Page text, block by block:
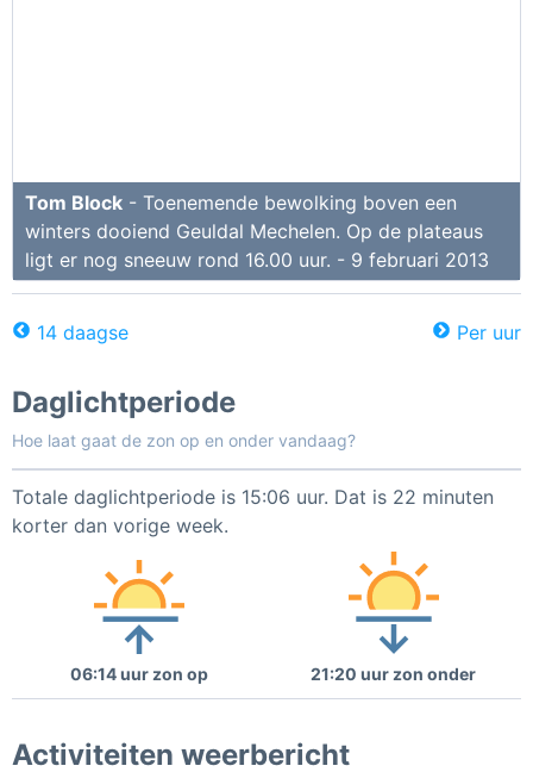
Tom Block - Toenemende bewolking boven een
winters dooiend Geuldal Mechelen. Op de plateaus
ligt er nog sneeuw rond 16.00 uur. - 9 februari 2013
14 daagse Per uur
Daglichtperiode
Hoe laat gaat de zon op en onder vandaag?
Totale daglichtperiode is 15:06 uur. Dat is 22 minuten
korter dan vorige week.
06:14 uur zon op 21:20 uur zon onder
Activiteiten weerbericht